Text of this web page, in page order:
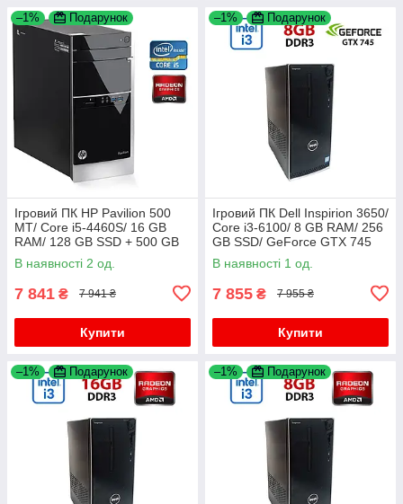
–1% Подарунок
Ігровий ПК HP Pavilion 500
MT/ Core i5-4460S/ 16 GB
RAM/ 128 GB SSD + 500 GB
HDD/ Radeon R7 240 2GB
В наявності 2 од.
7 841 ₴ 7 941 ₴
Купити
–1% Подарунок
Ігровий ПК Dell Inspirion 3650/
Core i3-6100/ 8 GB RAM/ 256
GB SSD/ GeForce GTX 745
2GB
В наявності 1 од.
7 855 ₴ 7 955 ₴
Купити
–1% Подарунок –1% Подарунок